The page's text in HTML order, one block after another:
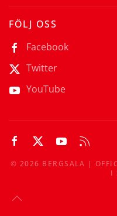
FÖLJ OSS
Facebook
Twitter
YouTube
© 2026 BERGSALA |
I